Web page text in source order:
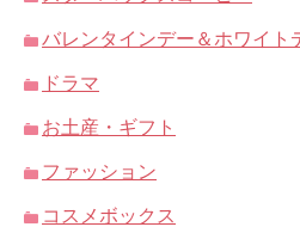
バレンタインデー＆ホワイト
ドラマ
お土産・ギフト
ファッション
コスメボックス